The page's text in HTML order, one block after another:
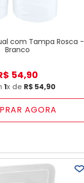
com Tampa Rosca -
Branco
54,90
1x de R$ 54,90
AGORA